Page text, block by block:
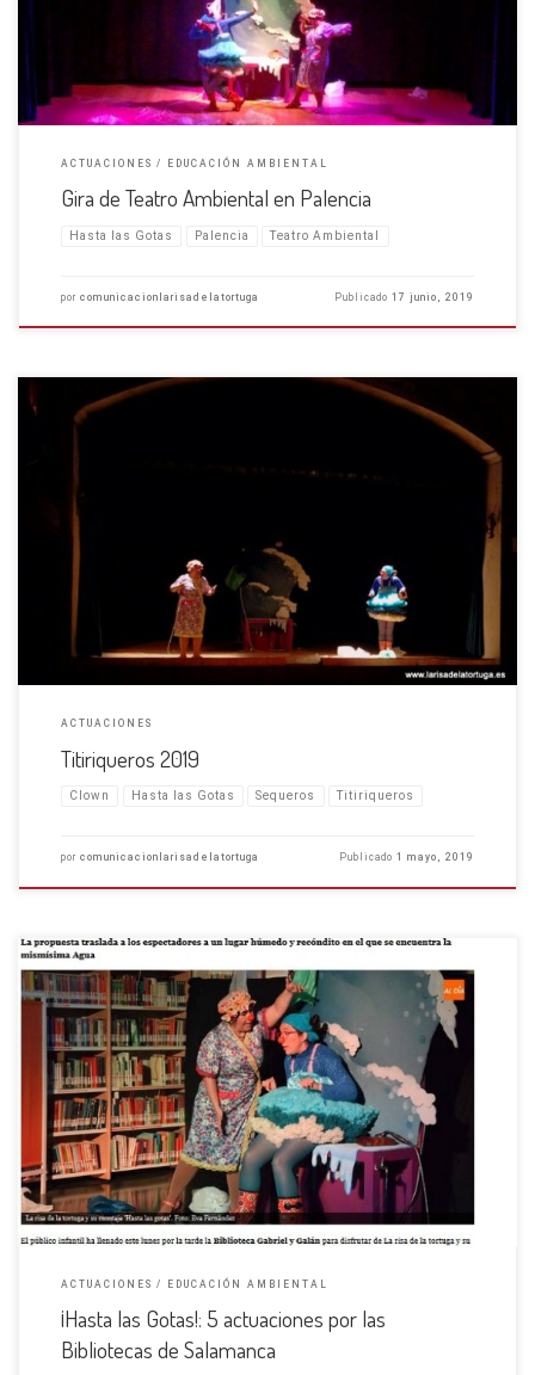
ACTUACIONES EDUCACIÓN AMBIENTAL
Gira de Teatro Ambiental en Palencia
Hasta las Gotas Palencia Teatro Ambiental
por comunicacionlarisadelatortuga Publicado17 junio, 2019
Titiriqueros, un ciclo de programación a modo de festival que se
desarrolla en el Teatro León Felipe de Sequeros, un Teatro del siglo XIX,
ACTUACIONES
Titiriqueros 2019
Clown Hasta las Gotas Sequeros Titiriqueros
por comunicacionlarisadelatortuga Publicado1 mayo, 2019
Una semana de Clown en Salamanca Entre el 18 y el 22 de Marzo hemos
tenido la suerte de girar por la Red Municipal de Bibliotecas de
Salamanca con nuestro espectáculo «¡Hasta las Gotas!». Si el día 9 de
Diciembre […]
ACTUACIONES EDUCACIÓN AMBIENTAL
¡Hasta las Gotas!: 5 actuaciones por las
Bibliotecas de Salamanca